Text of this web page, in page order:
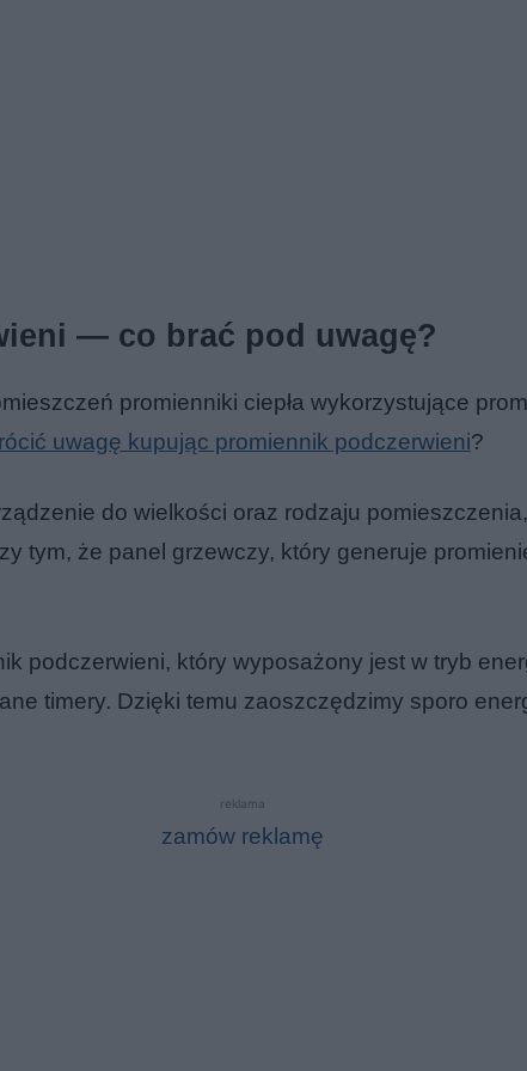
— co brać pod uwagę?
promienniki ciepła wykorzystujące
uwagę kupując promiennik podczerwieni?
do wielkości oraz rodzaju
tym, że panel grzewczy, który generuje
podczerwieni, który wyposażony jest w tryb
timery. Dzięki temu zaoszczędzimy sporo
reklama
zamów reklamę